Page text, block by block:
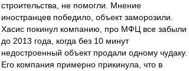
строительства, не помогли. Мнение
иностранцев победило, объект заморозили.
Хасис покинул компанию, про МФЦ все забыли
до 2013 года, когда без 10 минут
недостроенный объект продали одному чудаку.
Его компания примерно прикинула, что в